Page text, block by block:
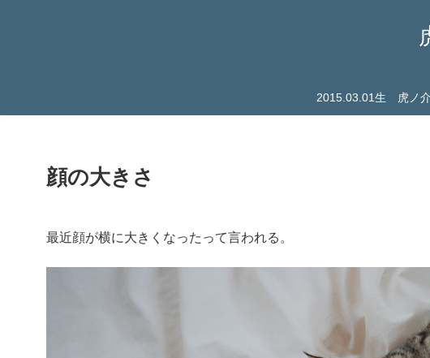
2015.03.01生 虎ノ介
顔の大きさ
最近顔が横に大きくなったって言われる。